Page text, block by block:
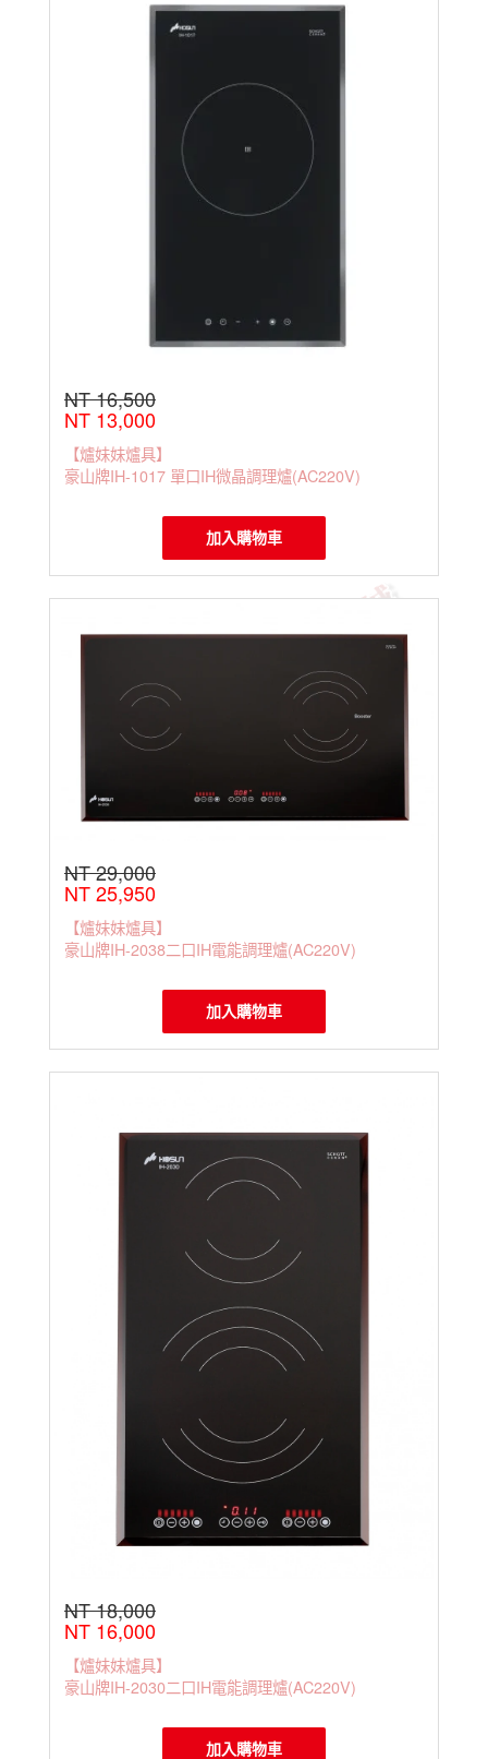
NT 16,500
NT 13,000
【爐妹妹爐具】
豪山牌IH-1017 單口IH微晶調理爐(AC220V)
加入購物車
NT 29,000
NT 25,950
【爐妹妹爐具】
豪山牌IH-2038二口IH電能調理爐(AC220V)
加入購物車
NT 18,000
NT 16,000
【爐妹妹爐具】
豪山牌IH-2030二口IH電能調理爐(AC220V)
加入購物車